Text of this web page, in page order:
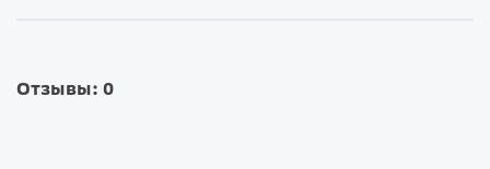
Отзывы: 0